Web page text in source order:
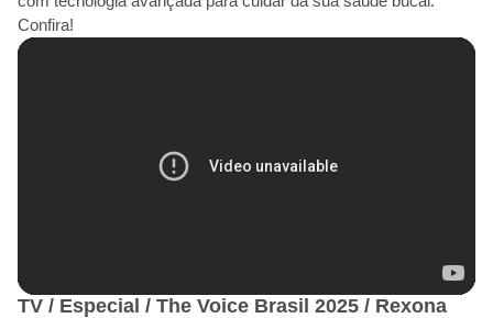
Confira!
TV / Especial / The Voice Brasil 2025 / Rexona